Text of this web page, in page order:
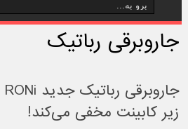
جاروبرقی رباتیک
زیر کابینت مخفی می‌کند!